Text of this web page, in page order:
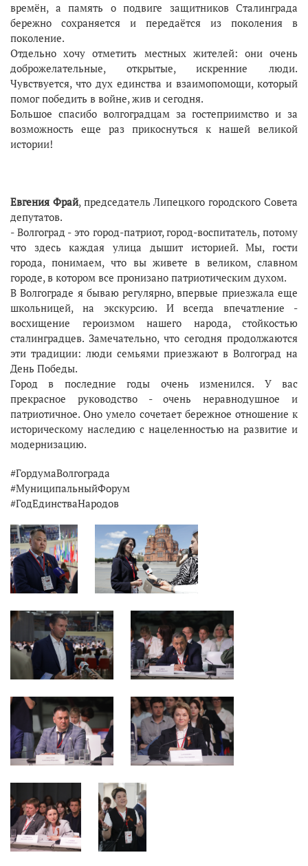
времён, а память о подвиге защитников Сталинграда
бережно сохраняется и передаётся из поколения в
поколение.
Отдельно хочу отметить местных жителей: они очень
доброжелательные, открытые, искренние люди.
Чувствуется, что дух единства и взаимопомощи, который
помог победить в войне, жив и сегодня.
Большое спасибо волгоградцам за гостеприимство и за
возможность еще раз прикоснуться к нашей великой
истории!
Евгения Фрай, председатель Липецкого городского Совета
депутатов.
- Волгоград - это город-патриот, город-воспитатель, потому
что здесь каждая улица дышит историей. Мы, гости
города, понимаем, что вы живете в великом, славном
городе, в котором все пронизано патриотическим духом.
В Волгограде я бываю регулярно, впервые приезжала еще
школьницей, на экскурсию. И всегда впечатление -
восхищение героизмом нашего народа, стойкостью
сталинградцев. Замечательно, что сегодня продолжаются
эти традиции: люди семьями приезжают в Волгоград на
День Победы.
Город в последние годы очень изменился. У вас
прекрасное руководство - очень неравнодушное и
патриотичное. Оно умело сочетает бережное отношение к
историческому наследию с нацеленностью на развитие и
модернизацию.
#ГордумаВолгограда
#МуниципальныйФорум
#ГодЕдинстваНародов